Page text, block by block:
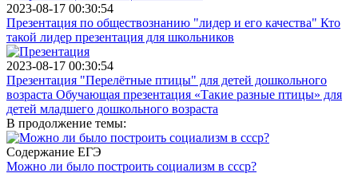
2023-08-17 00:30:54
Презентация по обществознанию "лидер и его качества" Кто
такой лидер презентация для школьников
2023-08-17 00:30:54
Презентация "Перелётные птицы" для детей дошкольного
возраста Обучающая презентация «Такие разные птицы» для
детей младшего дошкольного возраста
В продолжение темы:
Содержание ЕГЭ
Можно ли было построить социализм в ссср?